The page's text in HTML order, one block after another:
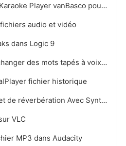
Comment configurer Karaoke Player vanBasco pour Roland VSC
audio et vidéo
dans Logic 9
Comment faire pour changer des mots tapés à voix électroniques
fichier historique
Comment faire un effet de réverbération Avec SynthEdit
VLC
MP3 dans Audacity